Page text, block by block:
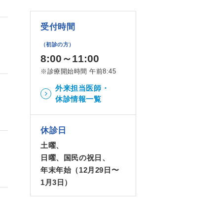
受付時間
（初診の方）
8:00～11:00
※診療開始時間 午前8:45
外来担当医師・
休診情報一覧
休診日
土曜、
日曜、国民の祝日、
年末年始（12月29日〜
1月3日）